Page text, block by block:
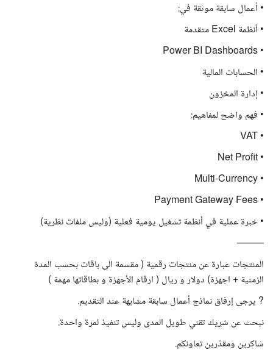
• أعمال سابقة موثقة في:
• أنظمة Excel متقدمة
• Power BI Dashboards
• الحسابات المالية
• إدارة المخزون
• فهم واضح لمفاهيم:
• VAT
• Net Profit
• Multi-Currency
• Payment Gateway Fees
• خبرة عملية في أنظمة تشغيل يومية فعلية (وليس ملفات نظرية)
⸻
المنتجات عبارة عن منتجات رقمية ( مقسمة الى باقات بحسب المدة
الزمنية + اجهزة) دولار و ريال ( ارقام الأجهزة و بطاقاتها مهمة )
? يرجى إرفاق نماذج أعمال سابقة مشابهة عند التقديم.
نبحث عن شريك تقني طويل المدى وليس تنفيذ لمرة واحدة.
شاكرين ومقدّرين تعاونكم.